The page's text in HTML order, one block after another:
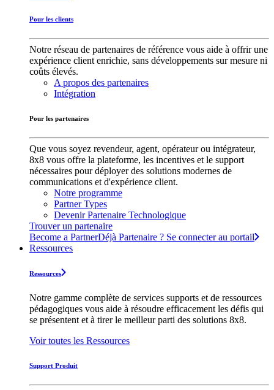
Pour les clients
Notre réseau de partenaires de référence vous aide à offrir une
expérience client enrichie, sans développements sur mesure ni
coûts élevés.
A propos des partenaires
Intégration
Pour les partenaires
Que vous soyez revendeur, agent, opérateur ou intégrateur,
8x8 vous offre la plateforme, les incentives et le support
nécessaires pour déployer des solutions modernes de
communications et d'expérience client.
Notre programme
Partner Types
Devenir Partenaire Technologique
Trouver un partenaire
Become a PartnerDéjà Partenaire ? Se connecter au portail
Ressources
Ressources
Notre gamme complète de services supports et de ressources
pédagogiques vous aide à résoudre efficacement les défis qui
se présentent et à tirer le meilleur parti des solutions 8x8.
Voir toutes les Ressources
Support Produit